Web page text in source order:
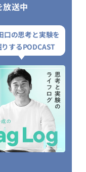
放送中
口の思考と実験を
するPODCAST